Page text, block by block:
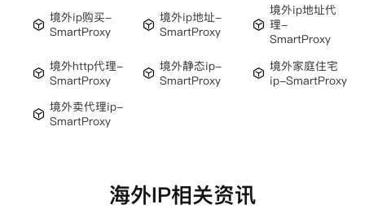
境外ip购买-
SmartProxy
境外ip地址-
SmartProxy
境外ip地址代
理-
SmartProxy
境外http代理-
SmartProxy
境外静态ip-
SmartProxy
境外家庭住宅
ip-SmartProxy
境外卖代理ip-
SmartProxy
海外IP相关资讯